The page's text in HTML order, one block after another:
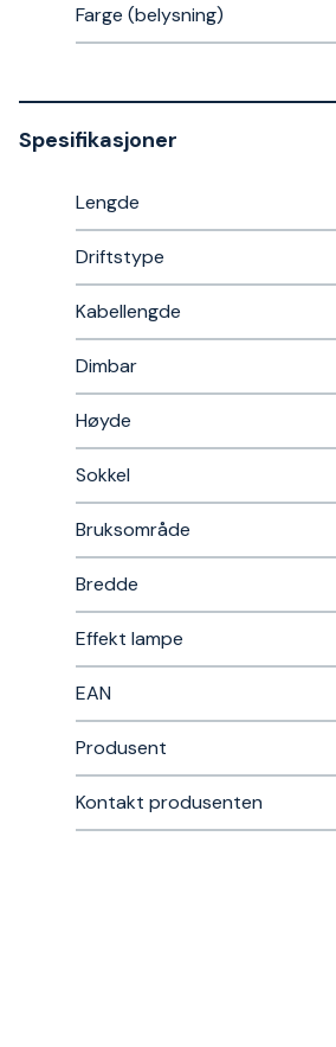
Farge (belysning)
Spesifikasjoner
Lengde
Driftstype
Kabellengde
Dimbar
Høyde
Sokkel
Bruksområde
Bredde
Effekt lampe
EAN
Produsent
Kontakt produsenten